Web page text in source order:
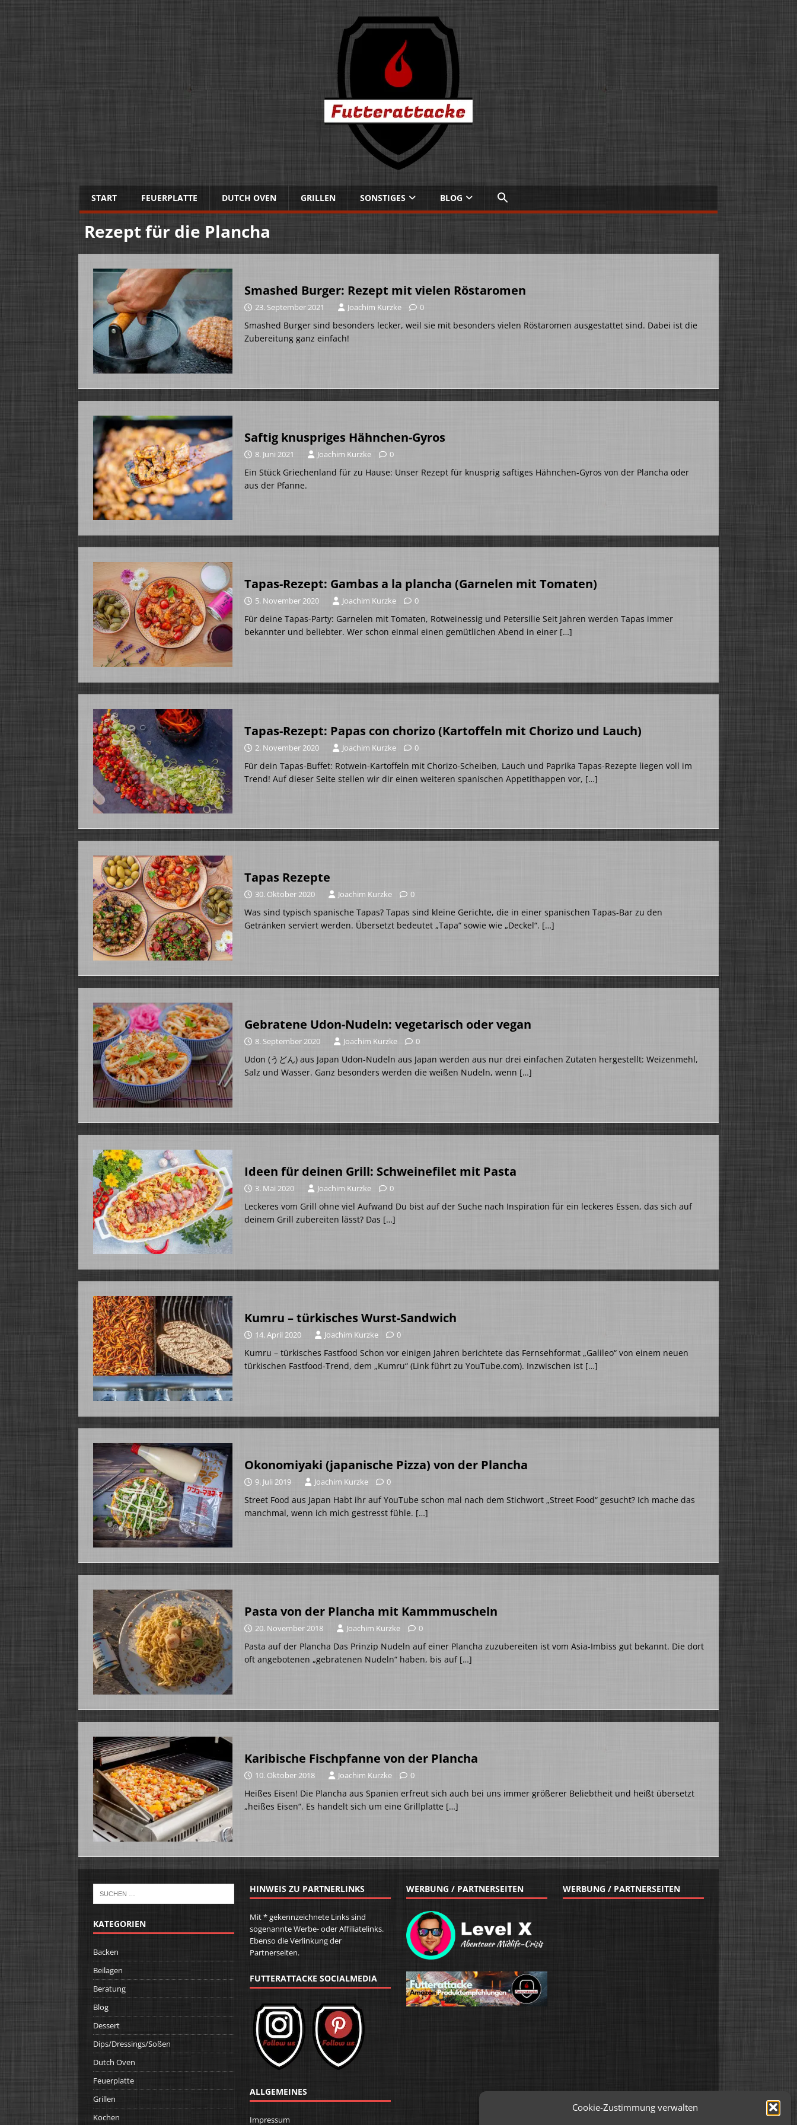
Cookie-Zustimmung verwalten
START FEUERPLATTE DUTCH OVEN GRILLEN SONSTIGES BLOG
Rezept für die Plancha
Smashed Burger: Rezept mit vielen Röstaromen
23. September 2021 Joachim Kurzke 0
Smashed Burger sind besonders lecker, weil sie mit besonders vielen Röstaromen ausgestattet sind. Dabei ist die
Zubereitung ganz einfach!
Saftig knuspriges Hähnchen-Gyros
8. Juni 2021 Joachim Kurzke 0
Ein Stück Griechenland für zu Hause: Unser Rezept für knusprig saftiges Hähnchen-Gyros von der Plancha oder
aus der Pfanne.
Tapas-Rezept: Gambas a la plancha (Garnelen mit Tomaten)
5. November 2020 Joachim Kurzke 0
Für deine Tapas-Party: Garnelen mit Tomaten, Rotweinessig und Petersilie Seit Jahren werden Tapas immer
bekannter und beliebter. Wer schon einmal einen gemütlichen Abend in einer […]
Tapas-Rezept: Papas con chorizo (Kartoffeln mit Chorizo und Lauch)
2. November 2020 Joachim Kurzke 0
Für dein Tapas-Buffet: Rotwein-Kartoffeln mit Chorizo-Scheiben, Lauch und Paprika Tapas-Rezepte liegen voll im
Trend! Auf dieser Seite stellen wir dir einen weiteren spanischen Appetithappen vor, […]
Tapas Rezepte
30. Oktober 2020 Joachim Kurzke 0
Was sind typisch spanische Tapas? Tapas sind kleine Gerichte, die in einer spanischen Tapas-Bar zu den
Getränken serviert werden. Übersetzt bedeutet „Tapa“ sowie wie „Deckel“. […]
Gebratene Udon-Nudeln: vegetarisch oder vegan
8. September 2020 Joachim Kurzke 0
Udon (うどん) aus Japan Udon-Nudeln aus Japan werden aus nur drei einfachen Zutaten hergestellt: Weizenmehl,
Salz und Wasser. Ganz besonders werden die weißen Nudeln, wenn […]
Ideen für deinen Grill: Schweinefilet mit Pasta
3. Mai 2020 Joachim Kurzke 0
Leckeres vom Grill ohne viel Aufwand Du bist auf der Suche nach Inspiration für ein leckeres Essen, das sich auf
deinem Grill zubereiten lässt? Das […]
Kumru – türkisches Wurst-Sandwich
14. April 2020 Joachim Kurzke 0
Kumru – türkisches Fastfood Schon vor einigen Jahren berichtete das Fernsehformat „Galileo“ von einem neuen
türkischen Fastfood-Trend, dem „Kumru“ (Link führt zu YouTube.com). Inzwischen ist […]
Okonomiyaki (japanische Pizza) von der Plancha
9. Juli 2019 Joachim Kurzke 0
Street Food aus Japan Habt ihr auf YouTube schon mal nach dem Stichwort „Street Food“ gesucht? Ich mache das
manchmal, wenn ich mich gestresst fühle. […]
Pasta von der Plancha mit Kammmuscheln
20. November 2018 Joachim Kurzke 0
Pasta auf der Plancha Das Prinzip Nudeln auf einer Plancha zuzubereiten ist vom Asia-Imbiss gut bekannt. Die dort
oft angebotenen „gebratenen Nudeln“ haben, bis auf […]
Karibische Fischpfanne von der Plancha
10. Oktober 2018 Joachim Kurzke 0
Heißes Eisen! Die Plancha aus Spanien erfreut sich auch bei uns immer größerer Beliebtheit und heißt übersetzt
„heißes Eisen“. Es handelt sich um eine Grillplatte […]
KATEGORIEN
Backen
Beilagen
Beratung
Blog
Dessert
Dips/Dressings/Soßen
Dutch Oven
Feuerplatte
Grillen
Kochen
HINWEIS ZU PARTNERLINKS
Mit * gekennzeichnete Links sind
sogenannte Werbe- oder Affiliatelinks.
Ebenso die Verlinkung der
Partnerseiten.
FUTTERATTACKE SOCIALMEDIA
ALLGEMEINES
Impressum
WERBUNG / PARTNERSEITEN WERBUNG / PARTNERSEITEN